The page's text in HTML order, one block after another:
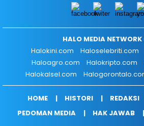
HALO MEDIA
Halokini.com
Haloselebriti.com
Haloagro.com
Halokripto.com
Halokalsel.com
HOME HISTORI REDAKSI
PEDOMAN MEDIA
HAK JAWAB